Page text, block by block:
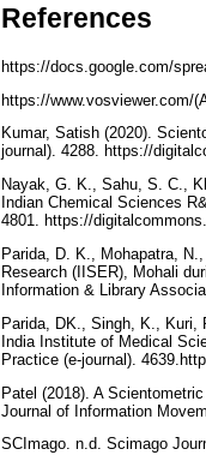
References
https://docs.google.com/
https://www.vosviewer.com/
Kumar, Satish (2020).
journal). 4288. https://
Nayak, G. K., Sahu, S. C.,
Indian Chemical Sciences
4801. https://
Parida, D. K., Mohapatra,
Research (IISER), Mohali
Information & Library
Parida, DK., Singh, K., Kuri,
India Institute of Medical
Practice (e-journal).
Patel (2018). A
Journal of Information
SCImago. n.d. Scimago